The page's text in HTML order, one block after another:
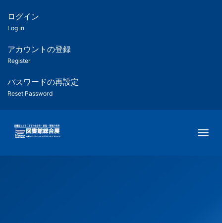
ツ
匿
名
ユ
ー
ー
用
メ
ログイン
Log in
アカウントの登録
Register
パスワードの再設定
Reset Password